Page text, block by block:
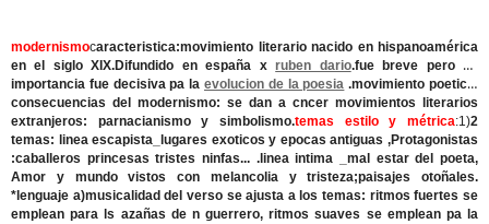
modernismocaracteristica:movimiento literario nacido en hispanoamérica
en el siglo XIX.Difundido en españa xruben dario.fue breve pero su
importancia fue decisiva pa la evolucion de la poesia .movimiento poetico.
consecuencias del modernismo: se dan a cncer movimientos literarios
extranjeros: parnacianismo y simbolismo.temas estilo y métrica:1)2
temas: linea escapista_lugares exoticos y epocas antiguas ,Protagonistas
:caballeros princesas tristes ninfas... .linea intima _mal estar del poeta,
Amor y mundo vistos con melancolia y tristeza;paisajes otoñales.
*lenguaje a)musicalidad del verso se ajusta a los temas: ritmos fuertes se
emplean para ls azañas de n guerrero, ritmos suaves se emplean pa la